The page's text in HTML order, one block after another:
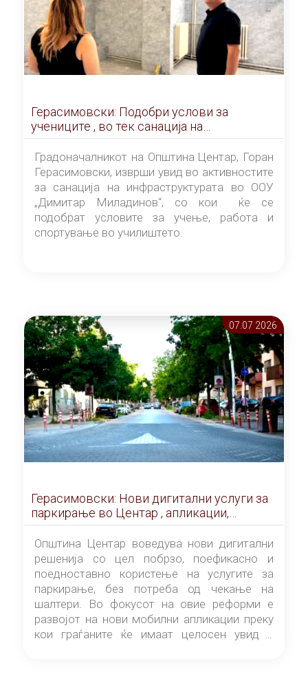
Герасимовски: Подобри услови за
учениците , во тек санација на
инфраструктурата во училиштето
„Димитар Миладинов“
Градоначалникот на Општина Центар, Горан
Герасимовски, изврши увид во активностите
за санација на инфраструктурата во ООУ
„Димитар Миладинов“, со кои ќе се
подобрат условите за учење, работа и
спортување во училиштето.
07.07 2026
Герасимовски: Нови дигитални услуги за
паркирање во Центар , апликации,
сензори и помалку чекање на шалтери
Општина Центар воведува нови дигитални
решенија со цел побрзо, поефикасно и
поедноставно користење на услугите за
паркирање, без потреба од чекање на
шалтери. Во фокусот на овие реформи е
развојот на нови мобилни апликации преку
кои граѓаните ќе имаат целосен увид и